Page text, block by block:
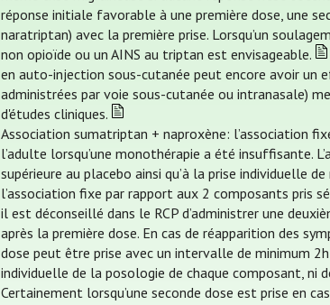
réponse initiale favorable à une première dose, une
naratriptan) avec la première prise. Lorsqu’un
non opioïde ou un AINS au triptan est envisageable.
en auto-injection sous-cutanée peut encore avoir un
administrées par voie sous-cutanée ou intranasale)
d'études cliniques.
Association sumatriptan + naproxène: l’association
l’adulte lorsqu’une monothérapie a été insuffisante.
supérieure au placebo ainsi qu’à la prise individuelle
l’association fixe par rapport aux 2 composants pris
il est déconseillé dans le RCP d’administrer une
après la première dose. En cas de réapparition des
dose peut être prise avec un intervalle de minimum
individuelle de la posologie de chaque composant, ni
Certainement lorsqu’une seconde dose est prise en